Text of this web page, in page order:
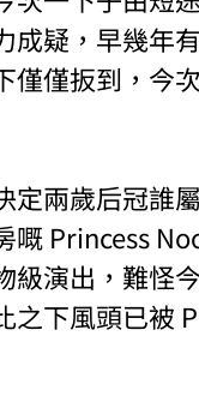
成疑，早幾年
僅僅扳到，今
定兩歲后冠誰
嘅 Princess
級演出，難怪
之下風頭已被